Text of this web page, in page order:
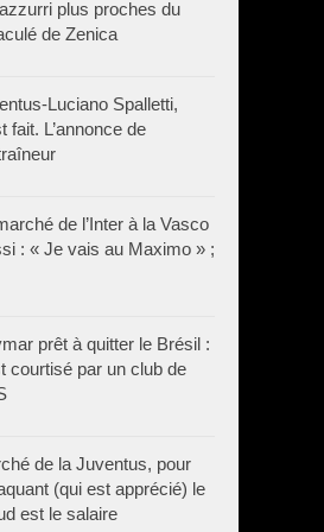
plus proches du
de Zenica
Luciano Spalletti,
fait. L’annonce de
de l’Inter à la Vasco
: « Je vais au Maximo » ;
prêt à quitter le Brésil :
courtisé par un club de
de la Juventus, pour
(qui est apprécié) le
est le salaire